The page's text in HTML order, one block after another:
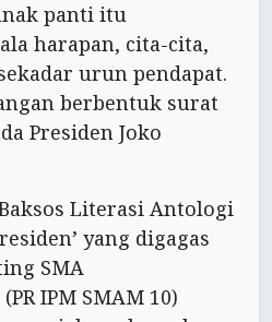
panti itu
harapan, cita-cita,
urun pendapat.
berbentuk surat
Presiden Joko
Literasi Antologi
yang digagas
SMA
IPM SMAM 10)